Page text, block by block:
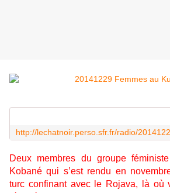
Deux membres du groupe
Kobané qui s’est rendu en
turc confinant avec le Rojava, là où